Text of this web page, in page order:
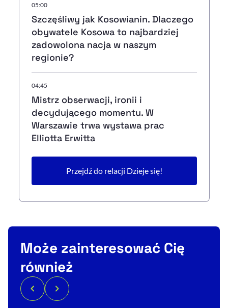
05:00
Szczęśliwy jak Kosowianin. Dlaczego
obywatele Kosowa to najbardziej
zadowolona nacja w naszym
regionie?
04:45
Mistrz obserwacji, ironii i
decydującego momentu. W
Warszawie trwa wystawa prac
Elliotta Erwitta
Przejdź do relacji Dzieje się!
Może zainteresować Cię
również